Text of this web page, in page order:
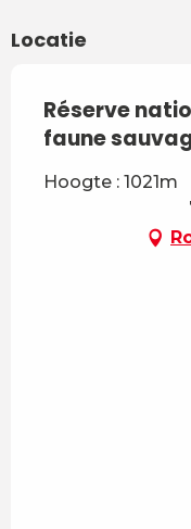
Locatie
Réserve
faune
Hoogte : 1021m